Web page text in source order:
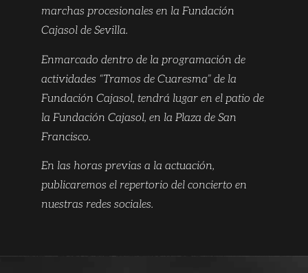
marchas procesionales en la Fundación
Cajasol de Sevilla.
Enmarcado dentro de la programación de
actividades “Tramos de Cuaresma” de la
Fundación Cajasol, tendrá lugar en el patio de
la Fundación Cajasol, en la Plaza de San
Francisco.
En las horas previas a la actuación,
publicaremos el repertorio del concierto en
nuestras redes sociales.